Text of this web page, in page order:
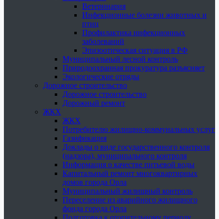
Ветеринария
Инфекционные болезни животных и
птиц
Профилактика инфекционных
заболеваний
Эпизоотическая ситуация в РФ
Муниципальный лесной контроль
Природоохранная прокуратура разъясняет
Экологические отряды
Дорожное строительство
Дорожное строительство
Дорожный ремонт
ЖКХ
ЖКХ
Потребителю жилищно-коммунальных услуг
Газификация
Доклады о виде государственного контроля
(надзора), муниципального контроля
Информация о качестве питьевой воды
Капитальный ремонт многоквартирных
домов города Орла
Муниципальный жилищный контроль
Переселение из аварийного жилищного
фонда города Орла
Подготовка к отопительному периоду